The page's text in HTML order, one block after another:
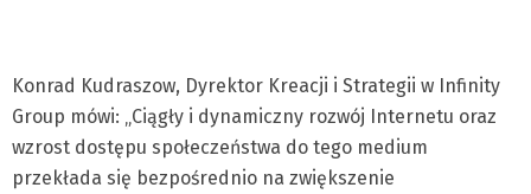
Konrad Kudraszow, Dyrektor Kreacji i Strategii w Infinity
Group mówi: „Ciągły i dynamiczny rozwój Internetu oraz
wzrost dostępu społeczeństwa do tego medium
przekłada się bezpośrednio na zwiększenie